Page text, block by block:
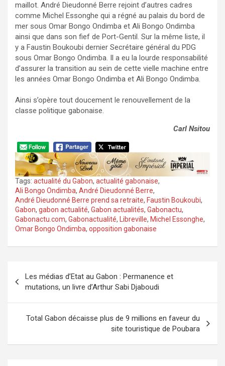
maillot. André Dieudonné Berre rejoint d’autres cadres
comme Michel Essonghe qui a régné au palais du bord de
mer sous Omar Bongo Ondimba et Ali Bongo Ondimba
ainsi que dans son fief de Port-Gentil. Sur la même liste, il
y a Faustin Boukoubi dernier Secrétaire général du PDG
sous Omar Bongo Ondimba. Il a eu la lourde responsabilité
d’assurer la transition au sein de cette vielle machine entre
les années Omar Bongo Ondimba et Ali Bongo Ondimba.
Ainsi s’opère tout doucement le renouvellement de la
classe politique gabonaise.
Carl Nsitou
Tags: actualité du Gabon, actualité gabonaise,
Ali Bongo Ondimba, André Dieudonné Berre,
André Dieudonné Berre prend sa retraite, Faustin Boukoubi,
Gabon, gabon actualité, Gabon actualités, Gabonactu,
Gabonactu.com, Gabonactualité, Libreville, Michel Essonghe,
Omar Bongo Ondimba, opposition gabonaise
de
l’article
Les médias d’Etat au Gabon : Permanence et
mutations, un livre d’Arthur Sabi Djaboudi
Total Gabon décaisse plus de 9 millions en faveur du
site touristique de Poubara